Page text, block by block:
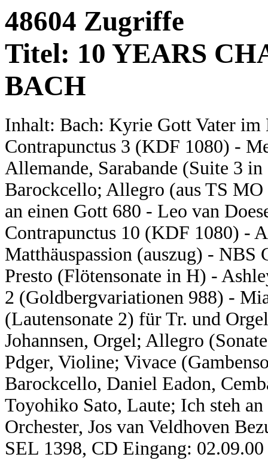
48604 Zugriffe
Titel: 10 YEARS
BACH
Inhalt: Bach: Kyrie Gott Vater
Contrapunctus 3 (KDF 1080) -
Allemande, Sarabande (Suite 3
Barockcello; Allegro (aus TS
an einen Gott 680 - Leo van
Contrapunctus 10 (KDF 1080) -
Matthäuspassion (auszug) - NBS
Presto (Flötensonate in H) -
2 (Goldbergvariationen 988) -
(Lautensonate 2) für Tr. und
Johannsen, Orgel; Allegro
Pdger, Violine; Vivace
Barockcello, Daniel Eadon,
Toyohiko Sato, Laute; Ich steh
Orchester, Jos van Veldhoven
SEL 1398, CD Eingang: